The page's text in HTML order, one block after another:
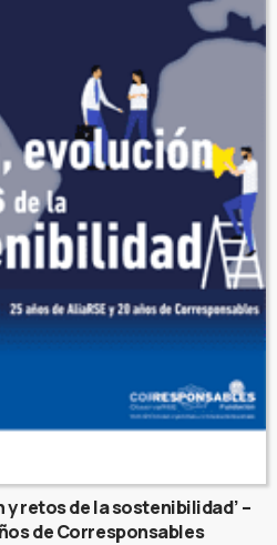
retos de la sostenibilidad’ –
de Corresponsables